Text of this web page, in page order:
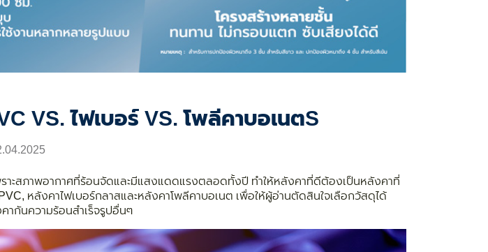
VS. ไฟเบอร์ VS. โพลีคาบอเนตS
ะสภาพอากาศที่ร้อนจัดและมีแสงแดดแรงตลอดทั้งปี ทำให้หลังคาที่ดีต้องเป็นหลังคาที่
หลังคาไฟเบอร์กลาสและหลังคาโพลีคาบอเนต เพื่อให้ผู้อ่านตัดสินใจเลือกวัสดุได้
ากันความร้อนสำเร็จรูปอื่นๆ